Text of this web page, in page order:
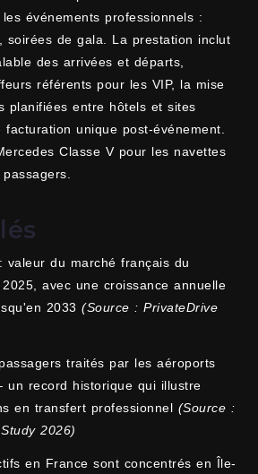
événements professionnels :
soirées de gala. La prestation inclut
des arrivées et départs,
référents pour les VIP, la mise
planifiées entre hôtels et sites
unique post-événement.
Classe V pour les navettes
: valeur du marché français du
avec une croissance annuelle
2033 (Source : PrivateDrive
traités par les aéroports
record historique qui illustre
en transfert professionnel (Source :
2026)
en France sont concentrés en Île-